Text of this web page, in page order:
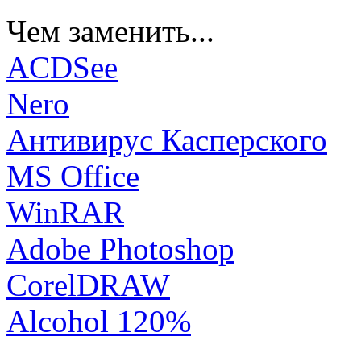
Чем заменить...
ACDSee
Nero
Антивирус Касперского
MS Office
WinRAR
Adobe Photoshop
CorelDRAW
Alcohol 120%